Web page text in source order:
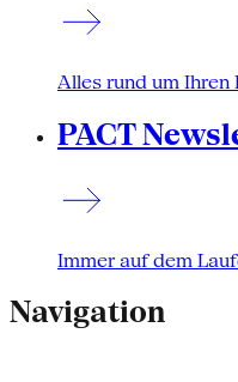
Alles rund um Ihren
PACT
Immer auf dem
Navigation